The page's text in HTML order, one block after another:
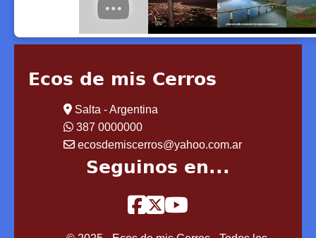
Ecos de mis Cerros
Salta - Argentina
387 0000000
ecosdemiscerros@yahoo.com.ar
Seguinos en...